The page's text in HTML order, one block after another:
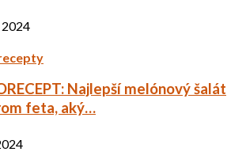
2024
Najlepší melónový šalát
feta, aký…